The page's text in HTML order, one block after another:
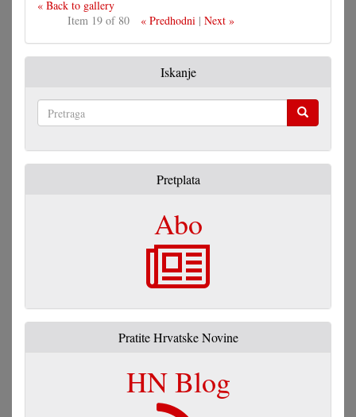
« Back to gallery
Item 19 of 80
« Predhodni| Next »
Iskanje
Pretplata
Abo
Pratite Hrvatske Novine
HN Blog